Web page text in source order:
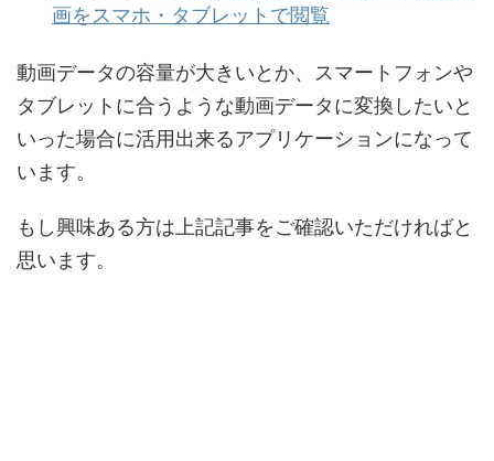
画をスマホ・タブレットで閲覧
動画データの容量が大きいとか、スマートフォンや
タブレットに合うような動画データに変換したいと
いった場合に活用出来るアプリケーションになって
います。
もし興味ある方は上記記事をご確認いただければと
思います。